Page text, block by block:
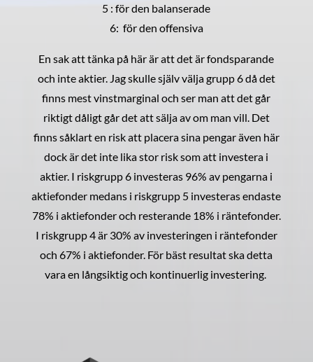
5 : för den balanserade
6: för den offensiva
En sak att tänka på här är att det är fondsparande
och inte aktier. Jag skulle själv välja grupp 6 då det
finns mest vinstmarginal och ser man att det går
riktigt dåligt går det att sälja av om man vill. Det
finns såklart en risk att placera sina pengar även här
dock är det inte lika stor risk som att investera i
aktier. I riskgrupp 6 investeras 96% av pengarna i
aktiefonder medans i riskgrupp 5 investeras endaste
78% i aktiefonder och resterande 18% i räntefonder.
I riskgrupp 4 är 30% av investeringen i räntefonder
och 67% i aktiefonder. För bäst resultat ska detta
vara en långsiktig och kontinuerlig investering.